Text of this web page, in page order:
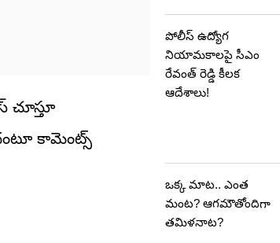
చూస్తూ
కామెంట్స్
పోలీస్ ఉద్యోగ
నియామకాలపై సీఎం
రేవంత్ రెడ్డి కీలక
ఆదేశాలు!
ఒక్క మాట.. ఎంత
మంట? ఆగమౌతోందిగా
తమిళనాట?